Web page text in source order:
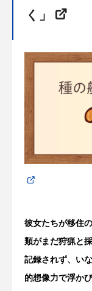
く」
彼女たちが移住
類がまだ狩猟と
記録されず、い
的想像力で浮か